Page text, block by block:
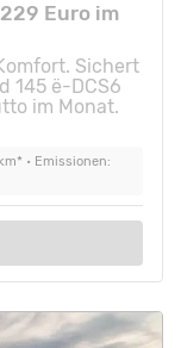
Euro im
Sichert
145 ë-DCS6
im Monat.
• Emissionen: